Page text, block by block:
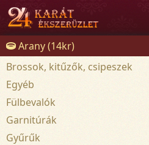
Arany (14kr)
Brossok, kitűzők, csipeszek
Egyéb
Fülbevalók
Garnitúrák
Gyűrűk